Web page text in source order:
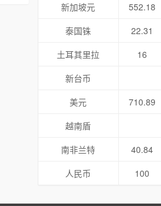
新加坡元
552.18
泰国铢
22.31
土耳其里拉
16
新台币
美元
710.89
越南盾
南非兰特
40.84
人民币
100